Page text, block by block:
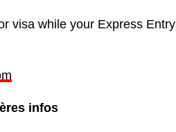
visa while your Express Entry
infos